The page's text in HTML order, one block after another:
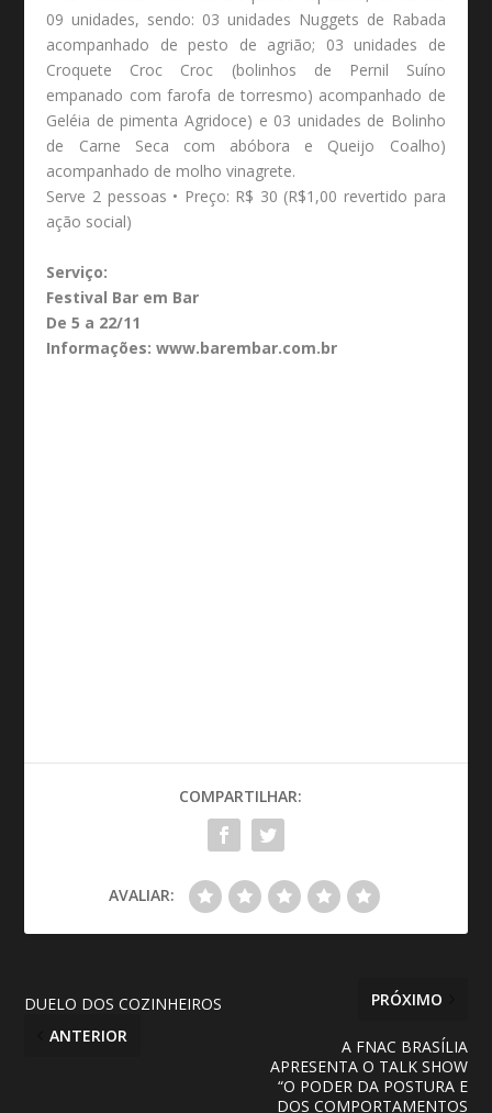
09 unidades, sendo: 03 unidades Nuggets de Rabada
acompanhado de pesto de agrião; 03 unidades de
Croquete Croc Croc (bolinhos de Pernil Suíno
empanado com farofa de torresmo) acompanhado de
Geléia de pimenta Agridoce) e 03 unidades de Bolinho
de Carne Seca com abóbora e Queijo Coalho)
acompanhado de molho vinagrete.
Serve 2 pessoas • Preço: R$ 30 (R$1,00 revertido para
ação social)
Serviço:
Festival Bar em Bar
De 5 a 22/11
Informações: www.barembar.com.br
COMPARTILHAR:
AVALIAR:
DUELO DOS COZINHEIROS
ANTERIOR
PRÓXIMO
A FNAC BRASÍLIA
APRESENTA O TALK SHOW
“O PODER DA POSTURA E
DOS COMPORTAMENTOS